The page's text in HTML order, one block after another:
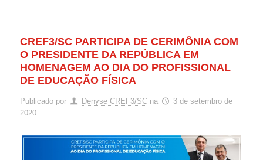
CREF3/SC PARTICIPA DE CERIMÔNIA COM
O PRESIDENTE DA REPÚBLICA EM
HOMENAGEM AO DIA DO PROFISSIONAL
DE EDUCAÇÃO FÍSICA
Publicado por Denyse CREF3/SC na
3 de setembro de
2020